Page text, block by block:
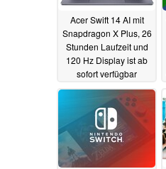
Acer Swift 14 AI mit
Snapdragon X Plus, 26
Stunden Laufzeit und
120 Hz Display ist ab
sofort verfügbar
15.08.2024